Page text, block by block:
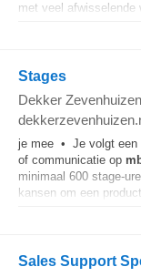
met veel afwisselende
Stages
Dekker Zevenhuizen
je mee • Je volgt een
of communicatie op
minimaal 600 stage-
kansen om een
Sales Support